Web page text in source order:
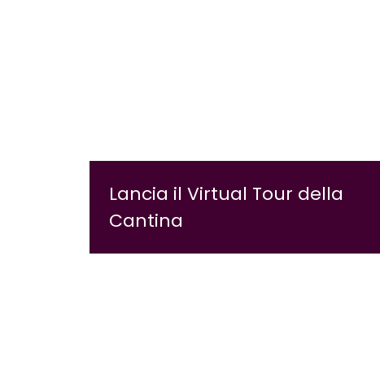
Lancia il Virtual Tour della
Cantina